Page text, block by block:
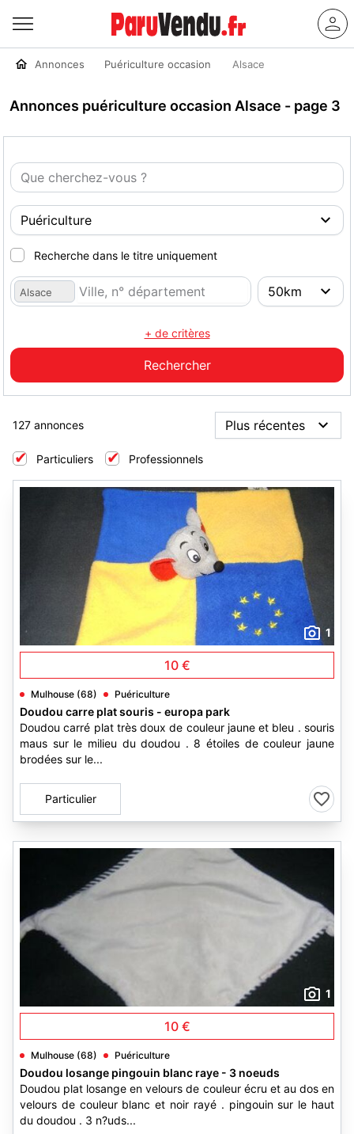
Annonces Puériculture occasion Alsace
Annonces puériculture occasion Alsace - page 3
Recherche dans le titre uniquement
Alsace
+ de critères
127 annonces
Particuliers Professionnels
1
10 €
Mulhouse (68) Puériculture
Doudou carre plat souris - europa park
Doudou carré plat très doux de couleur jaune et bleu . souris
maus sur le milieu du doudou . 8 étoiles de couleur jaune
brodées sur le...
Particulier
1
10 €
Mulhouse (68) Puériculture
Doudou losange pingouin blanc raye - 3 noeuds
Doudou plat losange en velours de couleur écru et au dos en
velours de couleur blanc et noir rayé . pingouin sur le haut
du doudou . 3 n?uds...